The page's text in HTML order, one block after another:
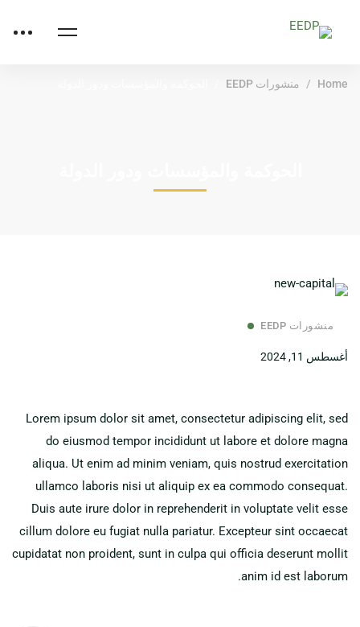
Home منشورات EEDP
منشورات EEDP
أغسطس 11, 2024
Lorem ipsum dolor sit amet, consectetur adipiscing elit, sed
do eiusmod tempor incididunt ut labore et dolore magna
aliqua. Ut enim ad minim veniam, quis nostrud exercitation
ullamco laboris nisi ut aliquip ex ea commodo consequat.
Duis aute irure dolor in reprehenderit in voluptate velit esse
cillum dolore eu fugiat nulla pariatur. Excepteur sint occaecat
cupidatat non proident, sunt in culpa qui officia deserunt mollit
anim id est laborum.